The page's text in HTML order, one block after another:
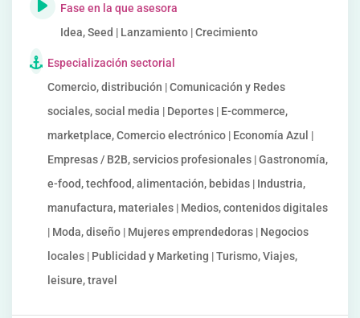
Fase en la que asesora
Idea, Seed | Lanzamiento | Crecimiento
Especialización sectorial
Comercio, distribución | Comunicación y Redes
sociales, social media | Deportes | E-commerce,
marketplace, Comercio electrónico | Economía Azul |
Empresas / B2B, servicios profesionales | Gastronomía,
e-food, techfood, alimentación, bebidas | Industria,
manufactura, materiales | Medios, contenidos digitales
| Moda, diseño | Mujeres emprendedoras | Negocios
locales | Publicidad y Marketing | Turismo, Viajes,
leisure, travel